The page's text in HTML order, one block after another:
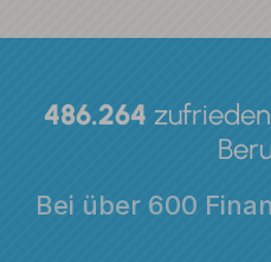
486.264
Bei über 600